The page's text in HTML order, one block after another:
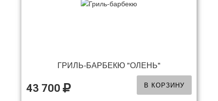
ГРИЛЬ-БАРБЕКЮ "ОЛЕНЬ"
43 700 В КОРЗИНУ